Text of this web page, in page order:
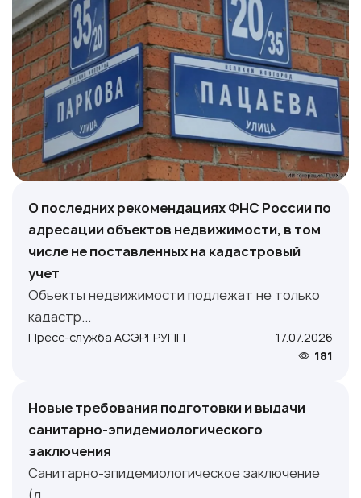
О последних рекомендациях ФНС России по
адресации объектов недвижимости, в том
числе не поставленных на кадастровый
учет
Объекты недвижимости подлежат не только
кадастр...
Пресс-служба АСЭРГРУПП
17.07.2026
181
Новые требования подготовки и выдачи
санитарно-эпидемиологического
заключения
Санитарно-эпидемиологическое заключение